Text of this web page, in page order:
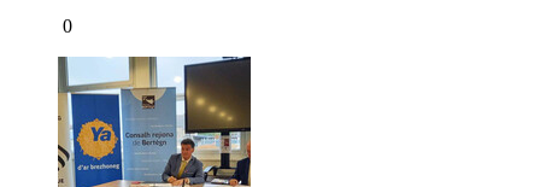
0